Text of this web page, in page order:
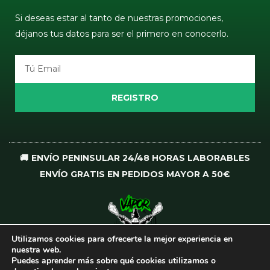
Si deseas estar al tanto de nuestras promociones,
déjanos tus datos para ser el primero en conocerlo.
REGISTRO
🚚 ENVÍO PENINSULAR 24/48 HORAS LABORABLES
ENVÍO GRATIS EN PEDIDOS MAYOR A 50€
n
i
Utilizamos cookies para ofrecerte la mejor experiencia en
nuestra web.
Puedes aprender más sobre qué cookies utilizamos o